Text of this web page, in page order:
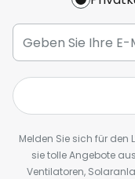
Melden Sie sich für den
sie tolle Angebote
Ventilatoren,